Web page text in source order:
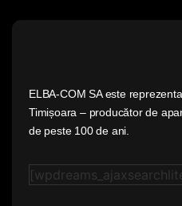
ELBA-COM SA este
Timișoara – producător de
de peste 100 de ani.